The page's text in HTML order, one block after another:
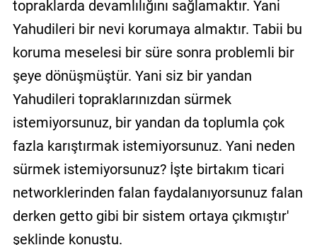
topraklarda devamlılığını sağlamaktır. Yani
Yahudileri bir nevi korumaya almaktır. Tabii bu
koruma meselesi bir süre sonra problemli bir
şeye dönüşmüştür. Yani siz bir yandan
Yahudileri topraklarınızdan sürmek
istemiyorsunuz, bir yandan da toplumla çok
fazla karıştırmak istemiyorsunuz. Yani neden
sürmek istemiyorsunuz? İşte birtakım ticari
networklerinden falan faydalanıyorsunuz falan
derken getto gibi bir sistem ortaya çıkmıştır'
şeklinde konuştu.